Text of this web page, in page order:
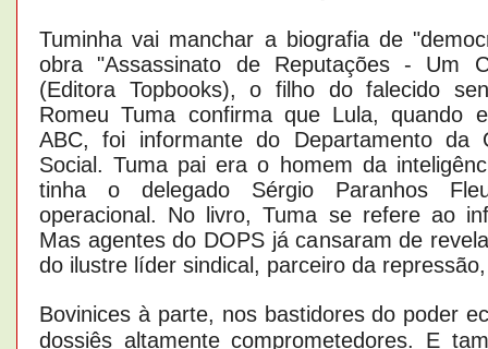
Tuminha vai manchar a biografia de
obra "Assassinato de Reputações - Um
(Editora Topbooks), o filho do falecido
Romeu Tuma confirma que Lula, quando
ABC, foi informante do Departamento da
Social. Tuma pai era o homem da
tinha o delegado Sérgio Paranhos
operacional. No livro, Tuma se refere ao
Mas agentes do DOPS já cansaram de
do ilustre líder sindical, parceiro da
Bovinices à parte, nos bastidores do poder
dossiês altamente comprometedores. E